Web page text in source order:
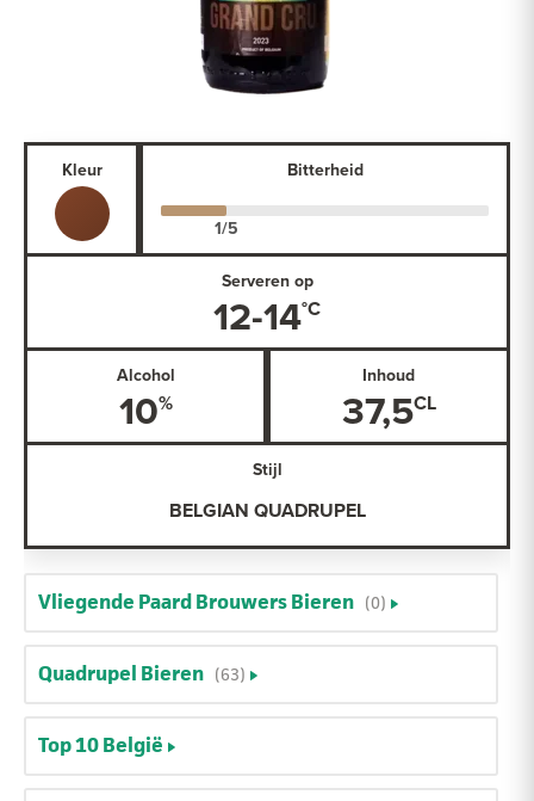
Kleur Bitterheid
Serveren op
12-14
Alcohol
10
Inhoud
37,5
Stijl
BELGIAN QUADRUPEL
Vliegende Paard Brouwers Bieren (0)
Quadrupel Bieren (63)
Top 10 België